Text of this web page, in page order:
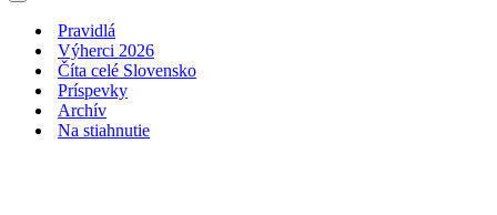
Menu
navigáciePravidlá
Výherci 2026
Číta celé Slovensko
Príspevky
Archív
Na stiahnutie